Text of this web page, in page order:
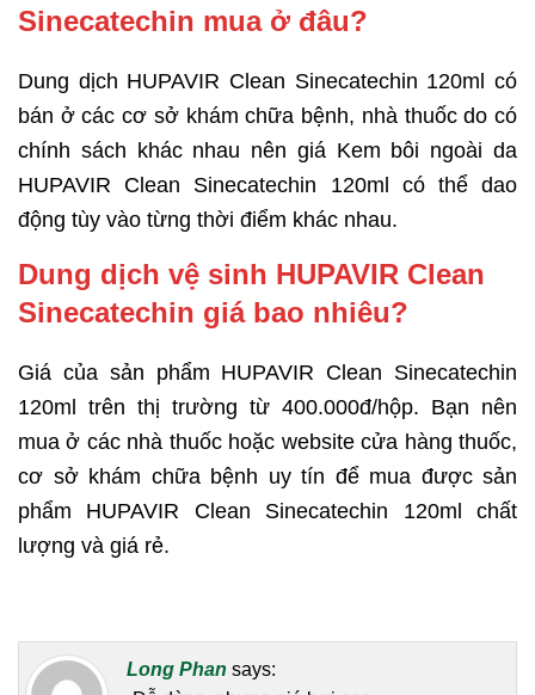
Sinecatechin mua ở đâu?
Dung dịch HUPAVIR Clean Sinecatechin 120ml có
bán ở các cơ sở khám chữa bệnh, nhà thuốc do có
chính sách khác nhau nên giá Kem bôi ngoài da
HUPAVIR Clean Sinecatechin 120ml có thể dao
động tùy vào từng thời điểm khác nhau.
Dung dịch vệ sinh HUPAVIR Clean
Sinecatechin giá bao nhiêu?
Giá của sản phẩm HUPAVIR Clean Sinecatechin
120ml trên thị trường từ 400.000đ/hộp. Bạn nên
mua ở các nhà thuốc hoặc website cửa hàng thuốc,
cơ sở khám chữa bệnh uy tín để mua được sản
phẩm HUPAVIR Clean Sinecatechin 120ml chất
lượng và giá rẻ.
Long Phan says: